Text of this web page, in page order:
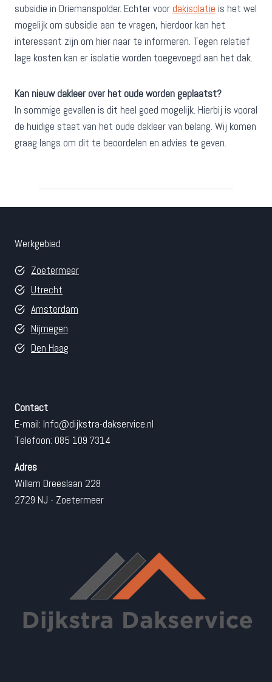
subsidie in Driemanspolder. Echter voor dakisolatie is het wel
mogelijk om subsidie aan te vragen, hierdoor kan het
interessant zijn om hier naar te informeren. Tegen relatief
lage kosten kan er isolatie worden toegevoegd aan het dak.
Kan nieuw dakleer over het oude worden geplaatst?
In sommige gevallen is dit heel goed mogelijk. Hierbij is vooral
de huidige staat van het oude dakleer van belang. Wij komen
graag langs om dit te beoordelen en advies te geven.
Werkgebied
Zoetermeer
Utrecht
Amsterdam
Nijmegen
Den Haag
Contact
E-mail: Info@dijkstra-dakservice.nl
Telefoon: 085 109 7314
Adres
Willem Dreeslaan 228
2729 NJ - Zoetermeer